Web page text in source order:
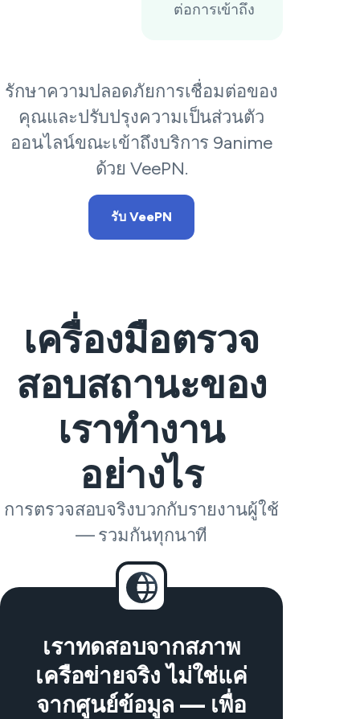
ต่อการเข้าถึง
รักษาความปลอดภัยการเชื่อมต่อของ
คุณและปรับปรุงความเป็นส่วนตัว
ออนไลน์ขณะเข้าถึงบริการ 9anime
ด้วย VeePN.
รับ VeePN
เครื่องมือตรวจ
สอบสถานะของ
เราทำงาน
อย่างไร
การตรวจสอบจริงบวกกับรายงานผู้ใช้
— รวมกันทุกนาที
เราทดสอบจากสภาพ
เครือข่ายจริง ไม่ใช่แค่
จากศูนย์ข้อมูล — เพื่อ